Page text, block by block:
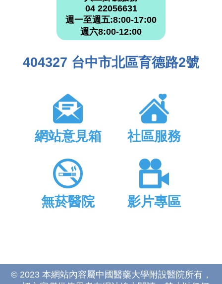
04 22056631
週一至週五:8:00-17:00
週六8:00-12:00
404327 台中市北區育德路2號
網站意見箱 社區服務
無菸醫院 影片專區
© 2023 本網站內容屬中國醫藥大學附設醫院所有，